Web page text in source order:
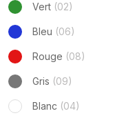
Vert (02)
Bleu (06)
Rouge (08)
Gris (09)
Blanc (04)